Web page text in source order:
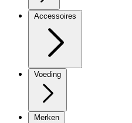
Accessoires
Voeding
Merken